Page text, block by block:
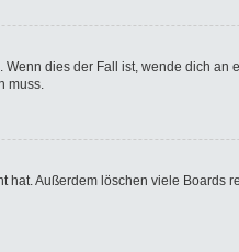
dies der Fall ist, wende dich
muss.
Außerdem löschen viele